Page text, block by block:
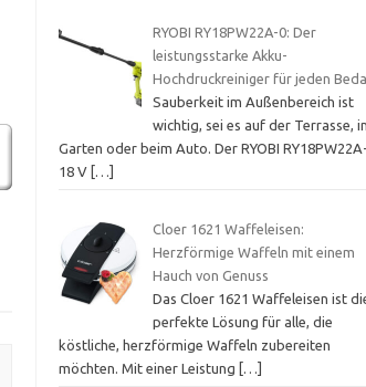
RYOBI RY18PW22A-0: Der
leistungsstarke Akku-
Hochdruckreiniger für jeden
Sauberkeit im Außenbereich ist
wichtig, sei es auf der Terrasse,
Garten oder beim Auto. Der RYOBI
18 V […]
Cloer 1621 Waffeleisen:
Herzförmige Waffeln mit einem
Hauch von Genuss
Das Cloer 1621 Waffeleisen ist
perfekte Lösung für alle, die
köstliche, herzförmige Waffeln zubereiten
möchten. Mit einer Leistung
[…]